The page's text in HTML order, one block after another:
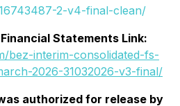
2-v4-final-clean/
Statements Link:
bez-interim-consolidated-fs-
2026-31032026-v3-final/
authorized for release by